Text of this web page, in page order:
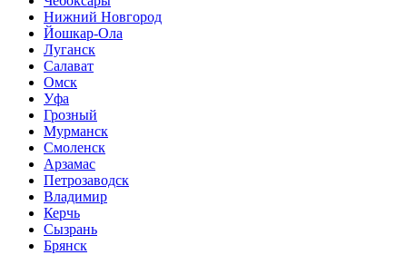
Нижний Новгород
Йошкар-Ола
Луганск
Салават
Омск
Уфа
Грозный
Мурманск
Смоленск
Арзамас
Петрозаводск
Владимир
Керчь
Сызрань
Брянск